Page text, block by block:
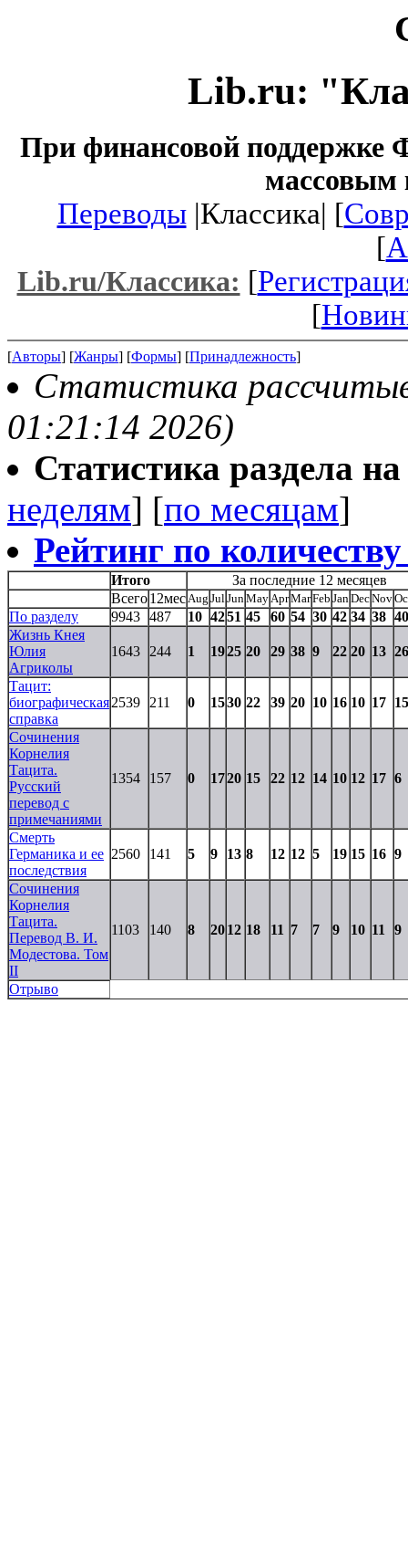
Lib.ru:
При финансовой поддержке
массовым
Переводы|Классика| [
[
Lib.ru/Классика: [
[
[Авторы] [Жанры] [Формы] [Принадлежность]
Статистика
01:21:14 2026)
Статистика раздела
неделям] [по месяцам]
Рейтинг по
Итого
За последние 12 месяцев
Всего12мес Aug Jul Jun May AprMarFeb Jan DecNov
По разделу 9943 487 10 4251 45 60 54 30 42 34 38 40
Жизнь Кнея
Юлия
Агриколы
1643 244 1 1925 20 29 38 9 22 20 13 26
Тацит:
биографическая
справка
2539 211 0 1530 22 39 20 10 16 10 17 15
Сочинения
Корнелия
Тацита.
Русский
перевод с
примечаниями
1354 157 0 1720 15 22 12 14 10 12 17 6
Смерть
Германика и ее
последствия
2560 141 5 9 13 8 12 12 5 19 15 16 9
Сочинения
Корнелия
Тацита.
Перевод В. И.
Модестова. Том
II
1103 140 8 2012 18 11 7 7 9 10 11 9
Отрыво